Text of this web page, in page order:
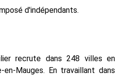
d'indépendants.
recrute dans 248 villes en
en-Mauges. En travaillant dans